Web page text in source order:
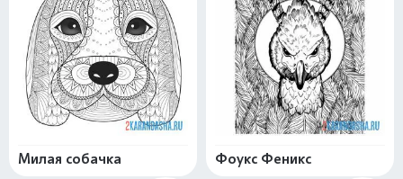
Милая собачка Фоукс Феникс